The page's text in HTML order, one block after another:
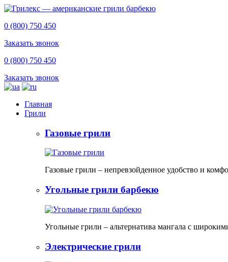
0 (800) 750 450
Заказать звонок
0 (800) 750 450
Заказать звонок
Главная
Грили
Газовые грили
Газовые грили – непревзойденное удобство и
Угольные грили барбекю
Угольные грили – альтернатива мангала с
Электрические грили